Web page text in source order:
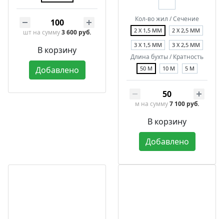
шт на сумму3 600 руб.
В корзину
Добавлено
Кол-во жил / Сечение
2 Х 1,5 ММ
2 Х 2,5 ММ
3 Х 1,5 ММ
3 Х 2,5 ММ
Длина бухты / Кратность
50 М 10 М 5 М
м на сумму7 100 руб.
В корзину
Добавлено